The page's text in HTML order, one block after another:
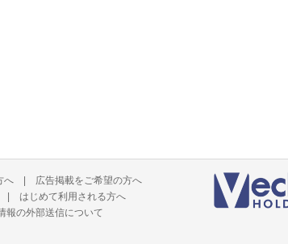
へ | 広告掲載をご希望の方へ
| はじめて利用される方へ
報の外部送信について